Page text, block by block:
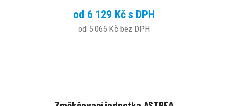
od 6 129 Kč s DPH
od 5 065 Kč bez DPH